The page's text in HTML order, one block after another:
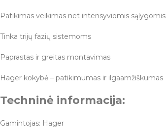
Patikimas veikimas net intensyviomis sąlygomis
Tinka trijų fazių sistemoms
Paprastas ir greitas montavimas
Hager kokybė – patikimumas ir ilgaamžiškumas
Techninė informacija:
Gamintojas: Hager